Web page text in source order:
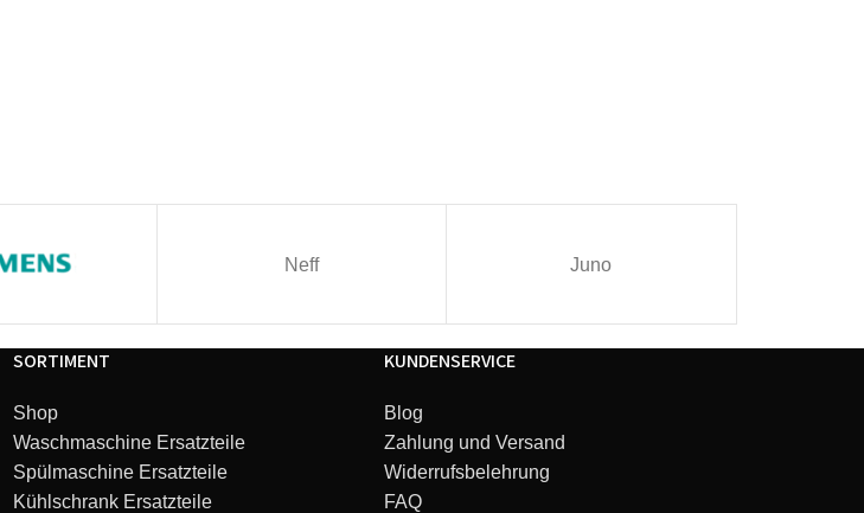
Neff Juno
SORTIMENT
Shop
Waschmaschine Ersatzteile
Spülmaschine Ersatzteile
Kühlschrank Ersatzteile
KUNDENSERVICE
Blog
Zahlung und Versand
Widerrufsbelehrung
FAQ